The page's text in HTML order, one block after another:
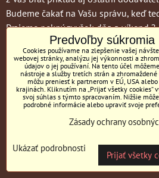
Budeme čakať na Vašu správu, keď
Prajeme pekný zvyšok dňa a víkend ?
S pozdravom
A. M.
Spokojní
Predvoľby súkromia
Cookies používame na zlepšenie vašej
webovej stránky, analýzu jej výkonnosti a
údajov o jej používaní. Na tento účel
nástroje a služby tretích strán a zhromaždené
môžu preniesť k partnerom v EÚ, USA
krajinách. Kliknutím na „Prijať všetky cookies“
svoj súhlas s týmto spracovaním. Nižšie
podrobné informácie alebo upraviť svoje
Zásady ochrany
Ukázať podrobnosti
Prijať všetky